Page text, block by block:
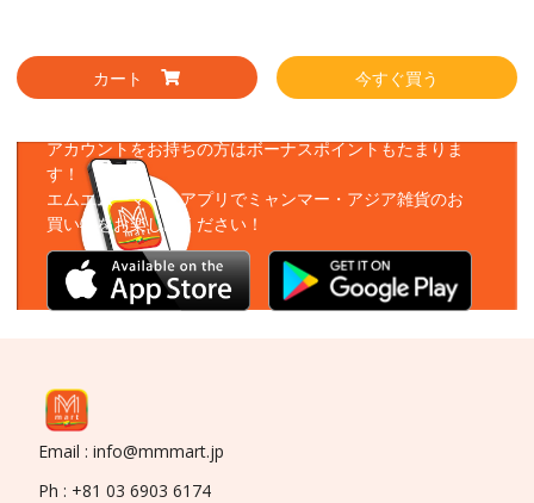
カート 今すぐ買う
アカウントをお持ちの方はボーナスポイントもたまりま
す！
エムエムーマートアプリでミャンマー・アジア雑貨のお
買い物をお楽しみください！
Email : info@mmmart.jp
Ph : +81 03 6903 6174